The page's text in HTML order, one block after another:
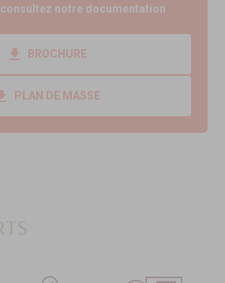
consultez notre documentation
BROCHURE
PLAN DE MASSE